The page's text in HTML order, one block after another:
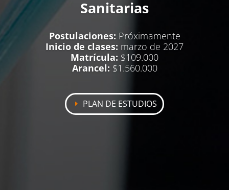
Sanitarias
Postulaciones: Próximamente
Inicio de clases: marzo de 2027
Matrícula: $109.000
Arancel: $1.560.000
PLAN DE ESTUDIOS